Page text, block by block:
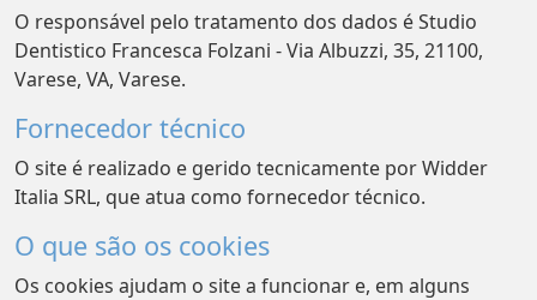
O responsável pelo tratamento dos dados é Studio
Dentistico Francesca Folzani - Via Albuzzi, 35, 21100,
Varese, VA, Varese.
Fornecedor técnico
O site é realizado e gerido tecnicamente por Widder
Italia SRL, que atua como fornecedor técnico.
O que são os cookies
Os cookies ajudam o site a funcionar e, em alguns